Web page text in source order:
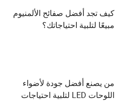
كيف تجد أفضل صفائح الألمنيوم
مبيعًا لتلبية احتياجاتك؟
من يصنع أفضل جودة لأضواء
اللوحات LED لتلبية احتياجات